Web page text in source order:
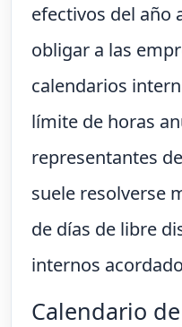
efectivos del año
obligar a las
calendarios
límite de horas
representantes
suele resolverse
de días de libre
internos
Calendario